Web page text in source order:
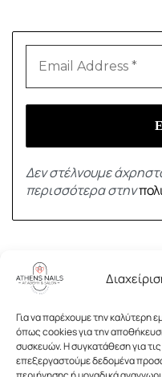
Για να παρέχουμε την καλύτερη
όπως cookies για την
συσκευών. Η συγκατάθεση για
επεξεργαστούμε δεδομένα
ΑΚΑΔΗΜΙΑ
Μετεκπαίδευση
ΥΠΗΡΕΣΙΕΣ
Μανικιουρ
Δεν στέλνουμε
περισσότερα στην